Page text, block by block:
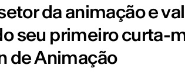
da animação e
seu primeiro curta-
de Animação